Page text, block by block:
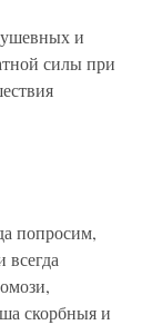
и
силы при
попросим,
всегда
скорбныя и